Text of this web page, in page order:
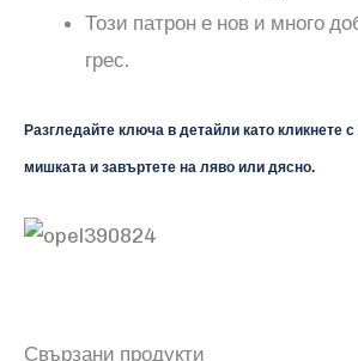
Този патрон е нов и много
грес.
Разгледайте ключа в детайли като кликнете
мишката и завъртете на ляво или дясно.
Свързани продукти